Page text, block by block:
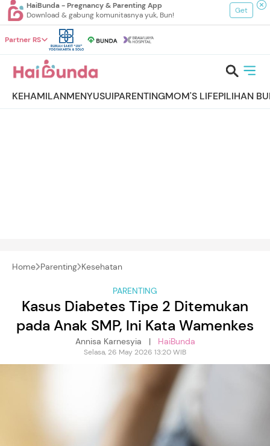
HaiBunda - Pregnancy & Parenting App
Download & gabung komunitasnya yuk, Bun!
Get
Partner RS
KEHAMILANMENYUSUIPARENTINGMOM'S LIFEPILIHAN
Home Parenting Kesehatan
PARENTING
Kasus Diabetes Tipe 2 Ditemukan
pada Anak SMP, Ini Kata Wamenkes
Annisa Karnesyia | HaiBunda
Selasa, 26 May 2026 13:20 WIB